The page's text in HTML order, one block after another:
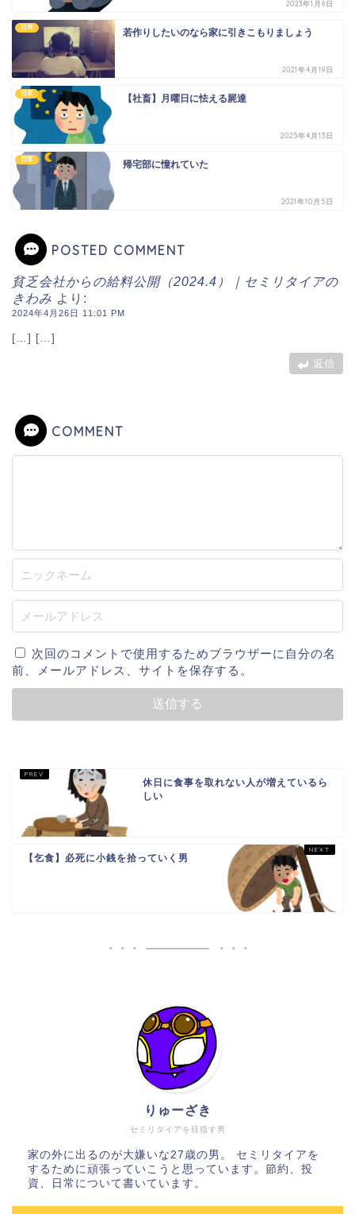
2023年1月6日
日常 若作りしたいのなら家に引きこもりましょう
2021年4月19日
日常 【社畜】月曜日に怯える屍達
2025年4月13日
日常 帰宅部に憧れていた
2021年10月5日
POSTED COMMENT
貧乏会社からの給料公開（2024.4）｜セミリタイアの
きわみ より:
2024年4月26日 11:01 PM
[…] […]
返信
COMMENT
次回のコメントで使用するためブラウザーに自分の名
前、メールアドレス、サイトを保存する。
休日に食事を取れない人が増えているら
しい
【乞食】必死に小銭を拾っていく男
セミリタイアを目指す男
りゅーざき
家の外に出るのが大嫌いな27歳の男。 セミリタイアを
するために頑張っていこうと思っています。節約、投
資、日常について書いています。